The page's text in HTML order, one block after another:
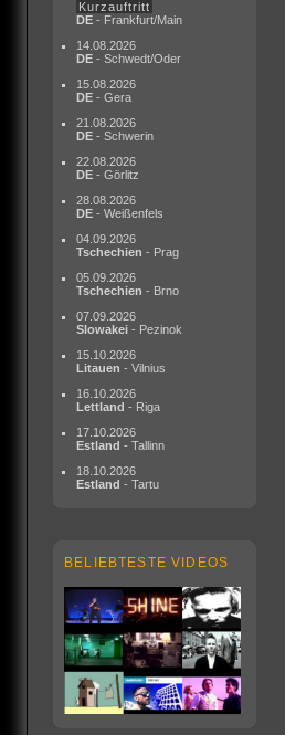
Kurzauftritt
DE - Frankfurt/Main
14.08.2026
DE - Schwedt/Oder
15.08.2026
DE - Gera
21.08.2026
DE - Schwerin
22.08.2026
DE - Görlitz
28.08.2026
DE - Weißenfels
04.09.2026
Tschechien - Prag
05.09.2026
Tschechien - Brno
07.09.2026
Slowakei - Pezinok
15.10.2026
Litauen - Vilnius
16.10.2026
Lettland - Riga
17.10.2026
Estland - Tallinn
18.10.2026
Estland - Tartu
BELIEBTESTE VIDEOS